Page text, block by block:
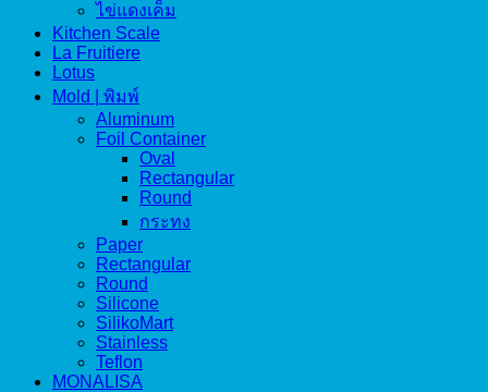
ไข่แดงเค็ม
Kitchen Scale
La Fruitiere
Lotus
Mold | พิมพ์
Aluminum
Foil Container
Oval
Rectangular
Round
กระทง
Paper
Rectangular
Round
Silicone
SilikoMart
Stainless
Teflon
MONALISA